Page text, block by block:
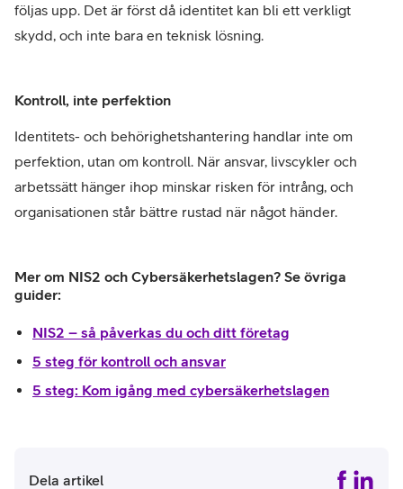
följas upp. Det är först då identitet kan bli ett verkligt
skydd, och inte bara en teknisk lösning.
Kontroll, inte perfektion
Identitets- och behörighetshantering handlar inte om
perfektion, utan om kontroll. När ansvar, livscykler och
arbetssätt hänger ihop minskar risken för intrång, och
organisationen står bättre rustad när något händer.
Mer om NIS2 och Cybersäkerhetslagen? Se övriga
guider:
NIS2 – så påverkas du och ditt företag
5 steg för kontroll och ansvar
5 steg: Kom igång med cybersäkerhetslagen
Dela artikel